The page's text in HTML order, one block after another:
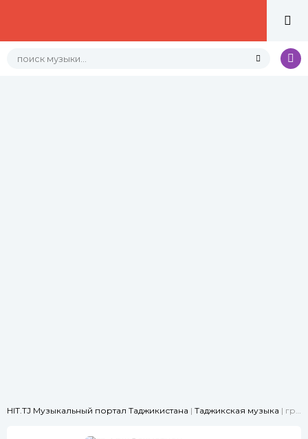
HIT.TJ Музыкальный портал Таджикистана | Таджикская музыка | гр Арш Рахматчон Рахматов - Кучо рафти 2023